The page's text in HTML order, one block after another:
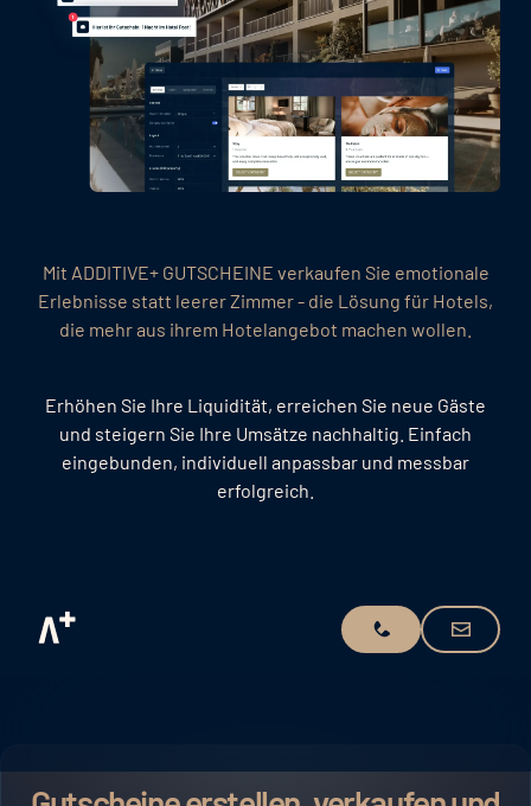
Mit ADDITIVE+ GUTSCHEINE verkaufen Sie emotionale
Erlebnisse statt leerer Zimmer - die Lösung für Hotels,
die mehr aus ihrem Hotelangebot machen wollen.
Erhöhen Sie Ihre Liquidität, erreichen Sie neue Gäste
und steigern Sie Ihre Umsätze nachhaltig. Einfach
eingebunden, individuell anpassbar und messbar
erfolgreich.
Demo vereinbaren
Anfrage